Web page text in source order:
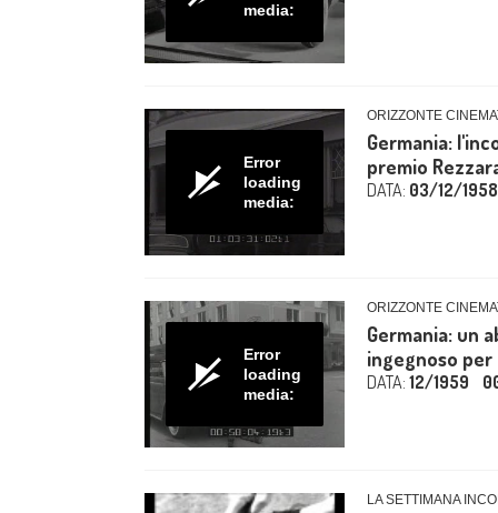
media:
Error
loading
media:
ORIZZONTE
Germania:
premio
DATA: 03/12/1958
Error
loading
media:
ORIZZONTE
Germania: un
ingegnoso
DATA: 12/1959
LA SETTIMANA